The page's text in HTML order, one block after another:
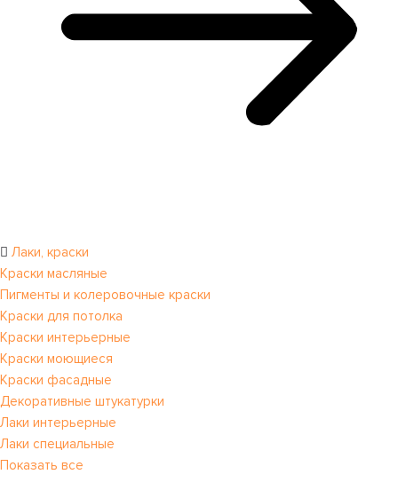
Лаки, краски
Краски масляные
Пигменты и колеровочные краски
Краски для потолка
Краски интерьерные
Краски моющиеся
Краски фасадные
Декоративные штукатурки
Лаки интерьерные
Лаки специальные
Показать все